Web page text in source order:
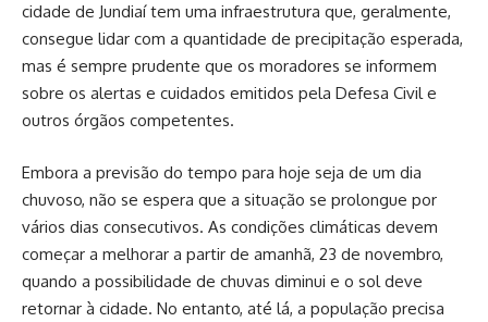
cidade de Jundiaí tem uma infraestrutura que, geralmente,
consegue lidar com a quantidade de precipitação esperada,
mas é sempre prudente que os moradores se informem
sobre os alertas e cuidados emitidos pela Defesa Civil e
outros órgãos competentes.
Embora a previsão do tempo para hoje seja de um dia
chuvoso, não se espera que a situação se prolongue por
vários dias consecutivos. As condições climáticas devem
começar a melhorar a partir de amanhã, 23 de novembro,
quando a possibilidade de chuvas diminui e o sol deve
retornar à cidade. No entanto, até lá, a população precisa